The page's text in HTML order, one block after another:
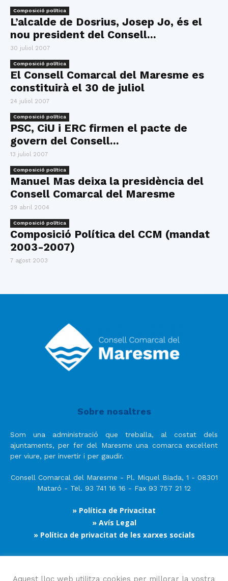
Composició política
L’alcalde de Dosrius, Josep Jo, és el
nou president del Consell...
30 juliol 2007
Composició política
El Consell Comarcal del Maresme es
constituirà el 30 de juliol
24 juliol 2007
Composició política
PSC, CiU i ERC firmen el pacte de
govern del Consell...
13 juliol 2007
Composició política
Manuel Mas deixa la presidència del
Consell Comarcal del Maresme
29 abril 2004
Composició política
Composició Política del CCM (mandat
2003-2007)
7 agost 2003
Sobre nosaltres
Som una administració que treballa, al costat dels
ajuntaments, per fer del Maresme una comarca excel·lent
per viure, per invertir i per gaudir.
Consell Comarcal del Maresme - Pl. Miquel Biada, 1 - 08301
Mataró - Tel. 93 741 16 16 - Fax 93 757 21 12
» Política de Privacitat
» Avís Legal
» Política de privacitat de les xarxes socials
Segueix-nos
Aquest lloc web utilitza cookies per millorar la vostra